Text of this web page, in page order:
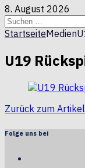
8. August 2026
Suchen
nach:
StartseiteMedien
U19
Zurück zum Artikel
Folge uns bei